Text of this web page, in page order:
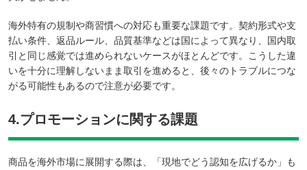
海外特有の規制や商習慣への対応も重要な課題です。契約形式や支
払い条件、返品ルール、品質基準などは国によって異なり、国内取
引と同じ感覚では進められないケースがほとんどです。こうした違
いを十分に理解しないまま取引を進めると、後々のトラブルにつな
がる可能性もあるので注意が必要です。
4.プロモーションに関する課題
商品を海外市場に展開する際は、「現地でどう認知を広げるか」も